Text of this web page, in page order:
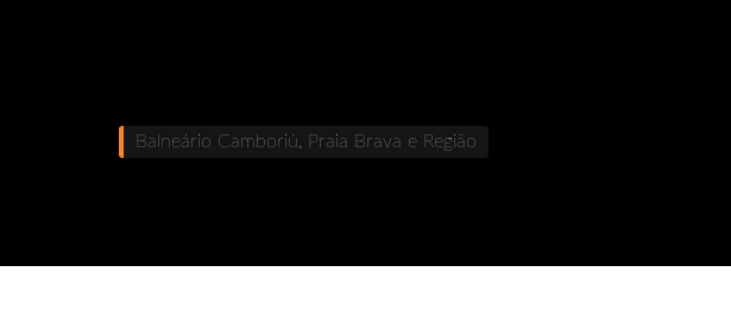
Balneário Camboriú, Praia Brava e Região